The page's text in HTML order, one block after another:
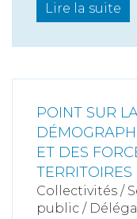
Lire la suite
POINT SUR
ET DES
TERRITOIRES
Collectivités /
public /